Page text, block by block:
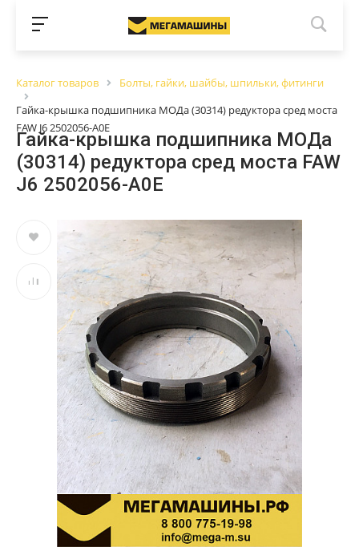
Каталог товаров
Болты, гайки, шайбы, шпильки, фитинги
Гайка-крышка подшипника МОДа (30314) редуктора сред моста
FAW J6 2502056-A0E
Гайка-крышка подшипника МОДа
(30314) редуктора сред моста FAW
J6 2502056-A0E